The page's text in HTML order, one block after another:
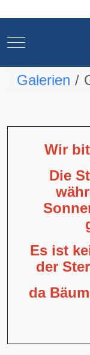
Mobile Menu Toggle
Galerien
Wir
Die
Es ist
der
da